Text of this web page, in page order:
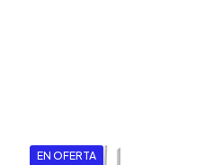
EN OFERTA